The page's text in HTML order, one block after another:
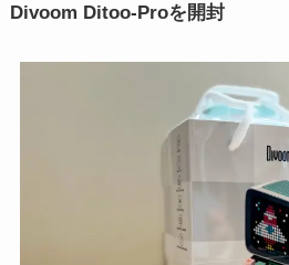
Divoom Ditoo-Proを開封